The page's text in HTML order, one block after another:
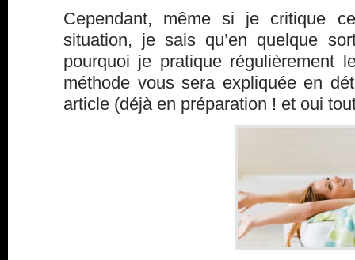
Cependant, même si je critique
situation, je sais qu’en quelque
pourquoi je pratique régulièrement
méthode vous sera expliquée en
article (déjà en préparation ! et oui